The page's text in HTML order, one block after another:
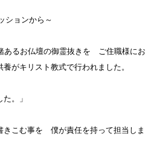
ションから～
るお仏壇の御霊抜きを ご住職様にお
がキリスト教式で行われました。
。」
きこむ事を 僕が責任を持って担当しま